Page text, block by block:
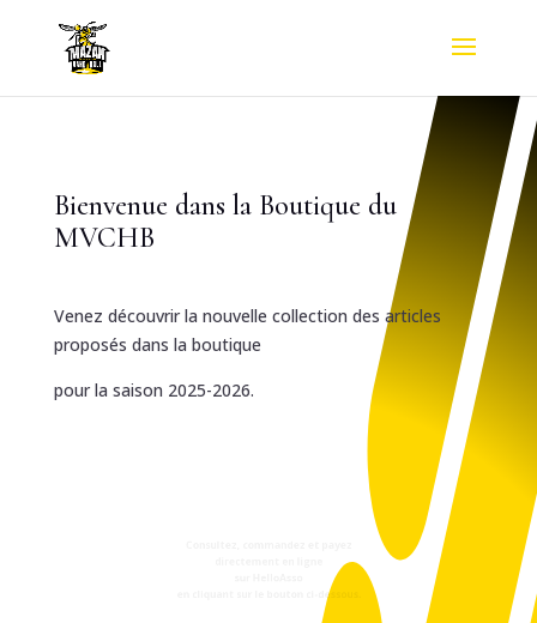
Bienvenue dans la Boutique du
MVCHB
Venez découvrir la nouvelle collection des articles
proposés dans la boutique
pour la saison 2025-2026.
en cliquant sur le bouton ci-dessous.